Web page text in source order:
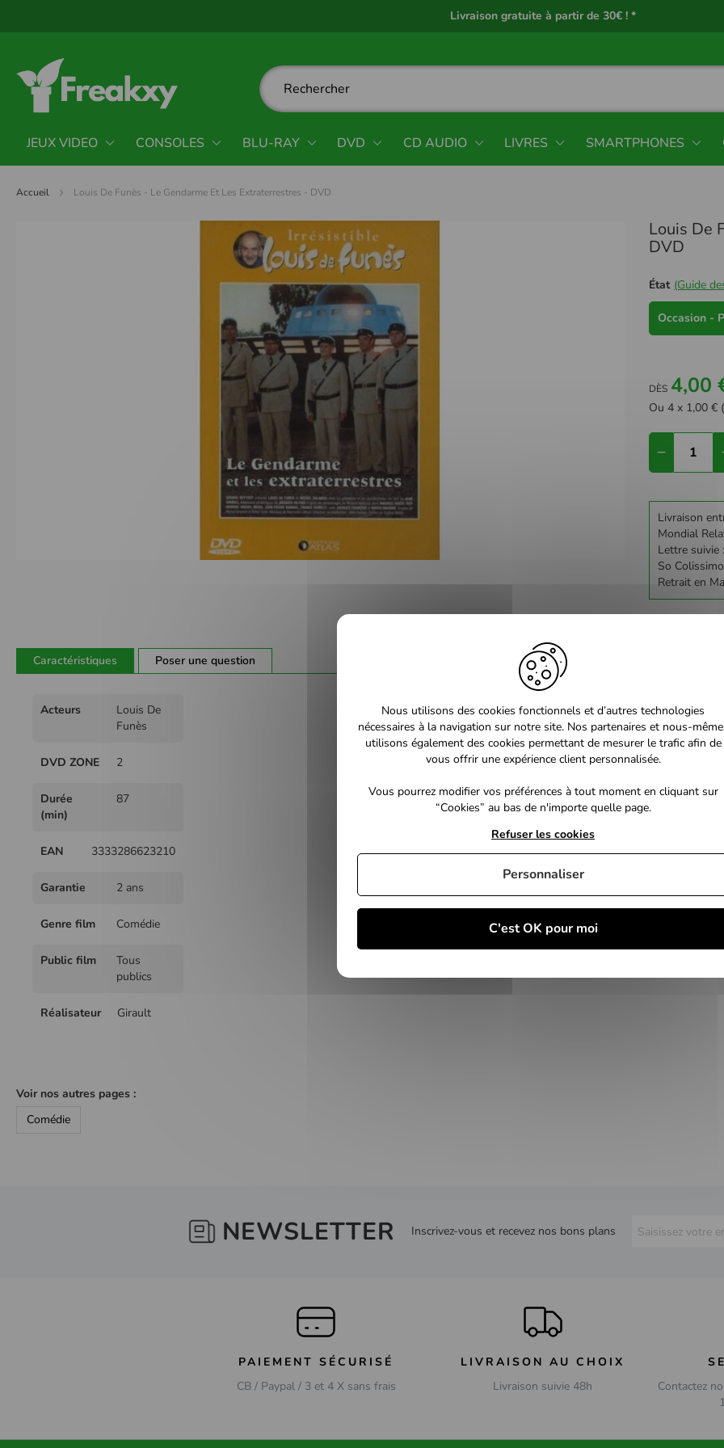
Livraison gratuite à partir de 30€ ! *
JEUX VIDEO CONSOLES BLU-RAY DVD CD AUDIO LIVRES SMARTPHONES
Accueil Louis De Funès - Le Gendarme Et Les Extraterrestres - DVD
Galerie
d’images
Louis De
DVD
État (Guide
Occasion -
DÈS 4,00
Ou 4 x 1,00 €
Livraison
Mondial
Lettre suivie
So
Retrait en
Caractéristiques
d'infos
Acteurs
Louis De
Funès
DVD ZONE 2
Durée
(min)
87
EAN 3333286623210
Garantie 2 ans
Genre film Comédie
Public film
Tous
publics
Réalisateur Girault
Poser une question
Voir nos autres pages :
Comédie
NEWSLETTER Inscrivez-vous et recevez nos bons plans
PAIEMENT SÉCURISÉ
CB / Paypal / 3 et 4 X sans frais
LIVRAISON AU CHOIX
Livraison suivie 48h
Contactez
Nous utilisons des cookies fonctionnels et d’autres technologies
nécessaires à la navigation sur notre site. Nos partenaires et nous-
utilisons également des cookies permettant de mesurer le trafic afin de
vous offrir une expérience client personnalisée.
Vous pourrez modifier vos préférences à tout moment en cliquant sur
“Cookies” au bas de n'importe quelle page.
C'est OK pour moi
Refuser les cookies
Personnaliser